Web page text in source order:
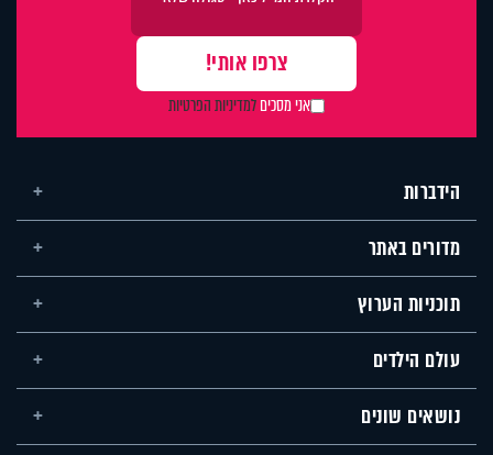
אני מסכיםלמדיניות הפרטיות
הידברות
מדורים באתר
תוכניות הערוץ
עולם הילדים
נושאים שונים